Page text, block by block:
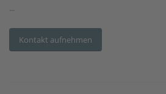
...
Kontakt aufnehmen